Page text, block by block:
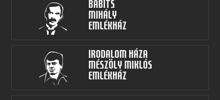
Babits
Mihály
Emlékház
Irodalom Háza
Mészöly Miklós
Emlékház